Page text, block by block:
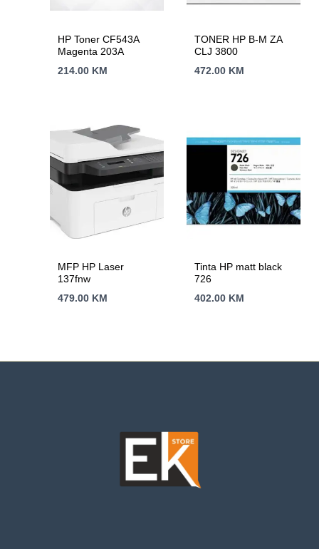
HP Toner CF543A
Magenta 203A
214.00 KM
TONER HP B-M ZA
CLJ 3800
472.00 KM
MFP HP Laser
137fnw
479.00 KM
Tinta HP matt black
726
402.00 KM